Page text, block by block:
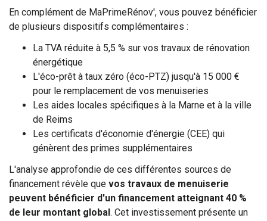
En complément de MaPrimeRénov', vous pouvez bénéficier
de plusieurs dispositifs complémentaires :
La TVA réduite à 5,5 % sur vos travaux de rénovation
énergétique
L'éco-prêt à taux zéro (éco-PTZ) jusqu'à 15 000 €
pour le remplacement de vos menuiseries
Les aides locales spécifiques à la Marne et à la ville
de Reims
Les certificats d'économie d'énergie (CEE) qui
génèrent des primes supplémentaires
L'analyse approfondie de ces différentes sources de
financement révèle que vos travaux de menuiserie
peuvent bénéficier d'un financement atteignant 40 %
de leur montant global. Cet investissement présente un